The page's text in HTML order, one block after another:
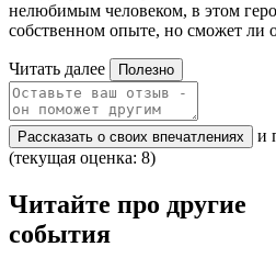
нелюбимым человеком, в этом
собственном опыте, но сможет ли
Читать далее Полезно
Рассказать о своих впечатлениях
и
(текущая оценка: 8)
Читайте про другие
события